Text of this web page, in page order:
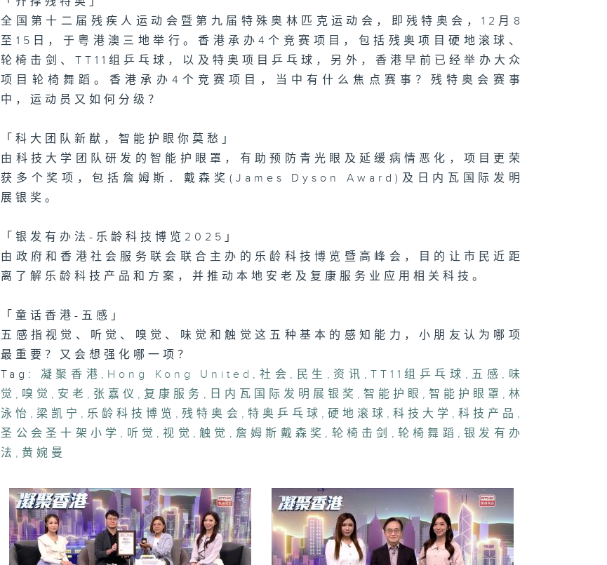
1073集 屋邨篮球
场如何成为青年的
梦想舞台？
区？
1070集 宠物保
险兴起，主人投保
1069集 香港非
遗舞貔貅，有何造
型特色和舞艺技
全国第十二届残疾人运动会暨第九届特殊奥林匹克运动会，即残特奥会，12月8
至15日，于粤港澳三地举行。香港承办4个竞赛项目，包括残奥项目硬地滚球、
轮椅击剑、TT11组乒乓球，以及特奥项目乒乓球，另外，香港早前已经举办大众
项目轮椅舞蹈。香港承办4个竞赛项目，当中有什么焦点赛事？残特奥会赛事
中，运动员又如何分级？
「科大团队新猷，智能护眼你莫愁」
由科技大学团队研发的智能护眼罩，有助预防青光眼及延缓病情恶化，项目更荣
获多个奖项，包括詹姆斯．戴森奖(James Dyson Award)及日内瓦国际发明
展银奖。
「银发有办法-乐龄科技博览2025」
由政府和香港社会服务联会联合主办的乐龄科技博览暨高峰会，目的让市民近距
离了解乐龄科技产品和方案，并推动本地安老及复康服务业应用相关科技。
「童话香港-五感」
五感指视觉、听觉、嗅觉、味觉和触觉这五种基本的感知能力，小朋友认为哪项
最重要？又会想强化哪一项？
Tag:
凝聚香港 , Hong Kong United , 社会 , 民生 , 资讯 , TT11组乒乓球 , 五感 , 味
觉 , 嗅觉 , 安老 , 张嘉仪 , 复康服务 , 日内瓦国际发明展银奖 , 智能护眼 , 智能护眼罩 , 林
泳怡 ,梁凯宁 , 乐龄科技博览 ,残特奥会 , 特奥乒乓球 , 硬地滚球 , 科技大学 , 科技产品 ,
圣公会圣十架小学 , 听觉 , 视觉 , 触觉 , 詹姆斯戴森奖 , 轮椅击剑 , 轮椅舞蹈 , 银发有办
法 , 黄婉曼